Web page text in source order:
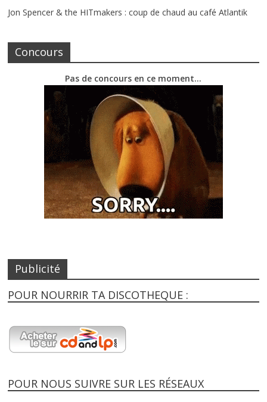
Jon Spencer & the HITmakers : coup de chaud au café Atlantik
Concours
Pas de concours en ce moment…
Publicité
POUR NOURRIR TA DISCOTHEQUE :
POUR NOUS SUIVRE SUR LES RÉSEAUX